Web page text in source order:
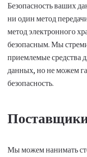
Безопасность ваших
ни один метод
метод электронного
безопасным. Мы
приемлемые средства
данных, но не можем
безопасность.
Мы можем нанимать